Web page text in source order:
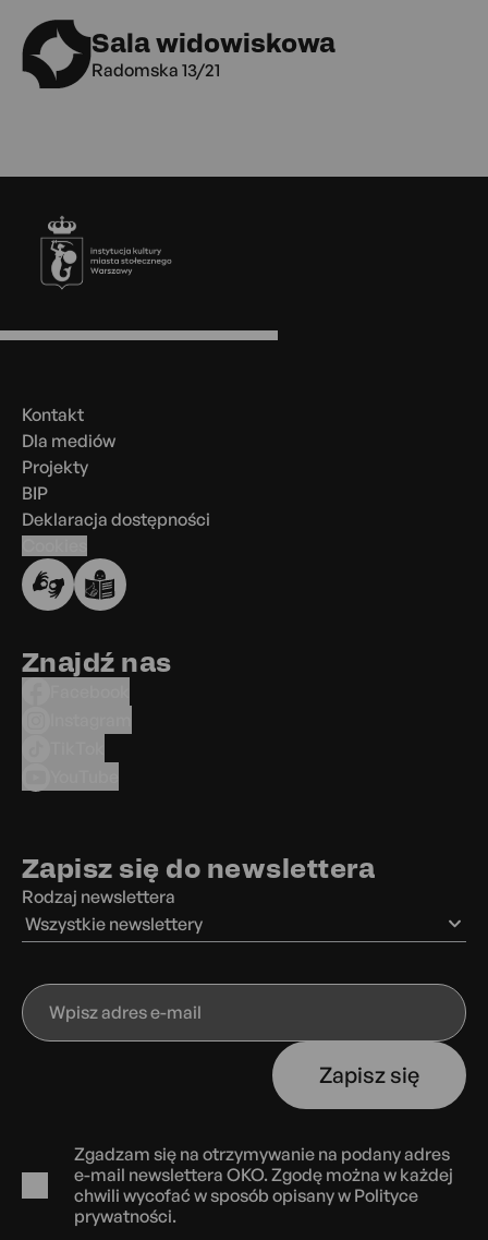
Sala widowiskowa
Radomska 13/21
Stopka
Menu
Kontakt
Dla mediów
Projekty
BIP
Deklaracja dostępności
Znajdź nas
Zapisz się do newslettera
Rodzaj newslettera
Wszystkie newslettery
Wpisz
adres
Zapisz się
Zgadzam się na otrzymywanie na podany adres
e-mail newslettera OKO. Zgodę można w każdej
chwili wycofać w sposób opisany w Polityce
prywatności.